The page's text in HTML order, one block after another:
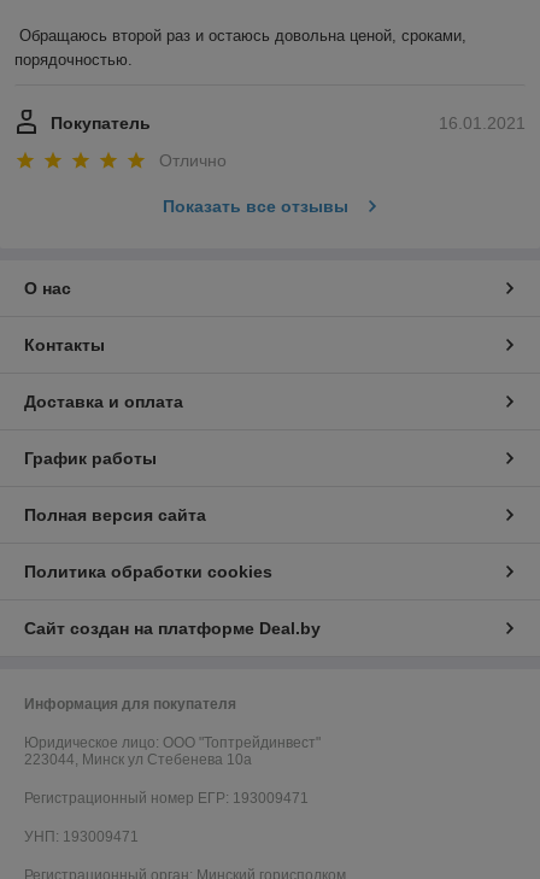
Обращаюсь второй раз и остаюсь довольна ценой, сроками,
порядочностью.
16.01.2021
Покупатель
Отлично
Показать все отзывы
О нас
Контакты
Доставка и оплата
График работы
Полная версия сайта
Политика обработки cookies
Сайт создан на платформе Deal.by
Информация для покупателя
Юридическое лицо: ООО "Топтрейдинвест"
223044, Минск ул Стебенева 10а
Регистрационный номер ЕГР: 193009471
УНП: 193009471
Регистрационный орган: Минский горисполком